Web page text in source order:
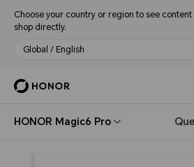
Choose your country or region to see
shop directly.
Global / English
HONOR Magic6 Pro